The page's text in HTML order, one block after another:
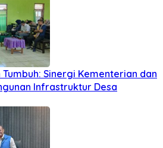
Sinergi Kementerian dan
Infrastruktur Desa